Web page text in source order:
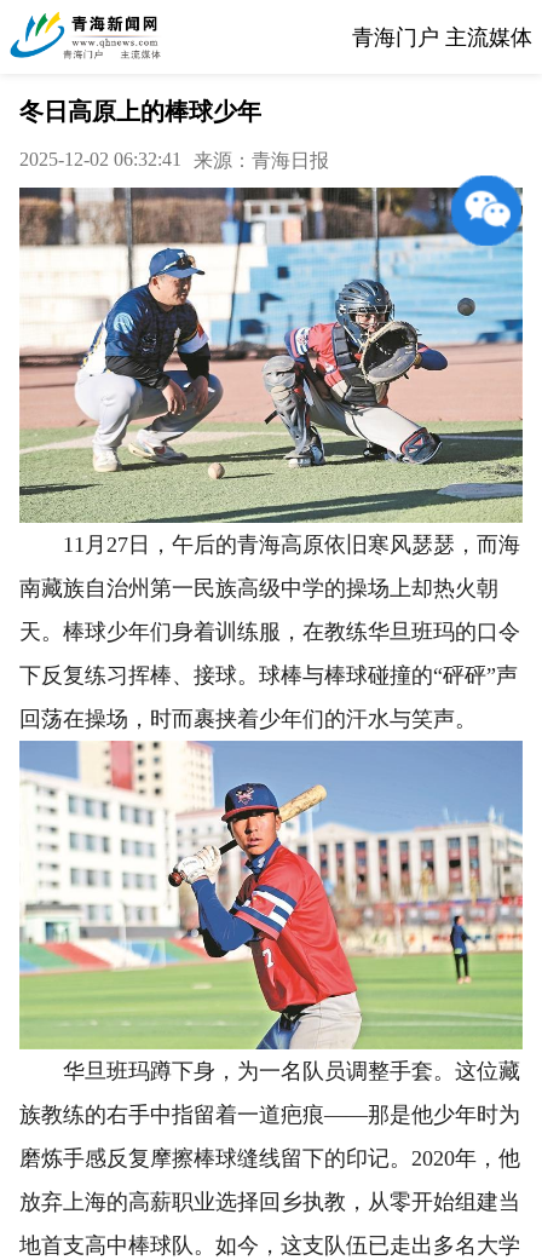
青海门户 主流媒体
冬日高原上的棒球少年
2025-12-02 06:32:41 来源：青海日报
11月27日，午后的青海高原依旧寒风瑟瑟，而海
南藏族自治州第一民族高级中学的操场上却热火朝
天。棒球少年们身着训练服，在教练华旦班玛的口令
下反复练习挥棒、接球。球棒与棒球碰撞的“砰砰”声
回荡在操场，时而裹挟着少年们的汗水与笑声。
华旦班玛蹲下身，为一名队员调整手套。这位藏
族教练的右手中指留着一道疤痕——那是他少年时为
磨炼手感反复摩擦棒球缝线留下的印记。2020年，他
放弃上海的高薪职业选择回乡执教，从零开始组建当
地首支高中棒球队。如今，这支队伍已走出多名大学